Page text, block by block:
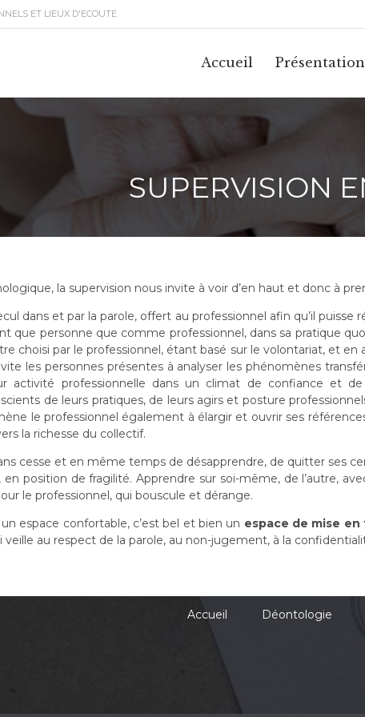
ET LIEUX D'ECOUTE
Accueil Présentation
SUPERVISION
la supervision nous invite à voir d’en haut et donc à
dans et par la parole, offert au professionnel afin qu’il puisse
que personne que comme professionnel, dans sa pratique
choisi par le professionnel, étant basé sur le volontariat, et
les personnes présentes à analyser les phénomènes
activité professionnelle dans un climat de confiance et de
de leurs pratiques, de leurs agirs et posture
le professionnel également à élargir et ouvrir ses
la richesse du collectif.
cesse et en même temps de désapprendre, de quitter ses
position de fragilité. Apprendre sur soi-même, de l’autre,
le professionnel, qui bouscule et dérange.
espace confortable, c’est bel et bien un espace de mise en
au respect de la parole, au non-jugement, à la
Accueil Déontologie